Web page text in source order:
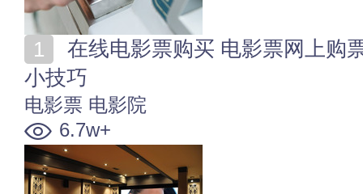
小技巧
电影票 电影院
6.7w+